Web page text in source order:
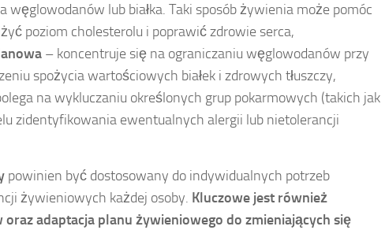
węglowodanów lub białka. Taki sposób żywienia może pomóc
poziom cholesterolu i poprawić zdrowie serca,
– koncentruje się na ograniczaniu węglowodanów przy
spożycia wartościowych białek i zdrowych tłuszczy,
na wykluczaniu określonych grup pokarmowych (takich jak
zidentyfikowania ewentualnych alergii lub nietolerancji
powinien być dostosowany do indywidualnych potrzeb
żywieniowych każdej osoby. Kluczowe jest również
adaptacja planu żywieniowego do zmieniających się